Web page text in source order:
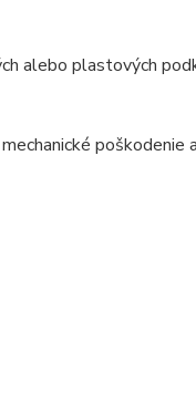
alebo plastových
poškodenie